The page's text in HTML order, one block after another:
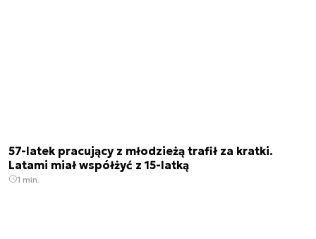
57-latek pracujący z młodzieżą trafił za kratki.
Latami miał współżyć z 15-latką
1 min.